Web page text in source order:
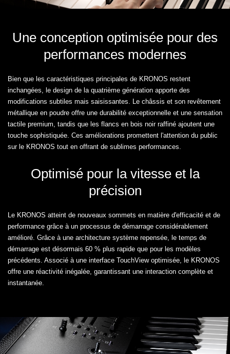
Une conception optimisée pour des
performances modernes
Bien que les caractéristiques principales de KRONOS restent
inchangées, le design de la quatrième génération apporte des
modifications subtiles mais saisissantes. Le châssis et son revêtement
métallique en poudre offre une durabilité exceptionnelle et une sensation
tactile premium, tandis que les flancs en bois noir raffiné ajoutent une
touche sophistiquée. Ces améliorations promettent l'attention du public
sur le KRONOS tout en offrant de sublimes performances.
Optimisé pour la vitesse et la
précision
Le KRONOS atteint de nouveaux sommets en matière d'efficacité et de
performance grâce à un processus de démarrage considérablement
amélioré. Grâce à une architecture système repensée, le temps de
démarrage est désormais 60 % plus rapide que pour les modèles
précédents. Associé à une interface TouchView optimisée, le KRONOS
offre une réactivité inégalée, garantissant une interaction complète et
instantanée.